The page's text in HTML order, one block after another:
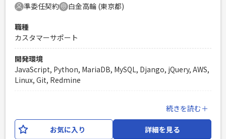
準委任契約
白金高輪 (東京都)
職種
カスタマーサポート
開発環境
JavaScript, Python, MariaDB, MySQL, Django, jQuery, AWS,
Linux, Git, Redmine
サブスクリプションサービスの管理を行うSaaSを展開する企
業にて、当SaaSと顧客のシステム連携を行う際の導入および
保守運用を行うカスタマーサービス部内の支援業務をご担当
続きを読む＋
お気に入り 詳細を見る